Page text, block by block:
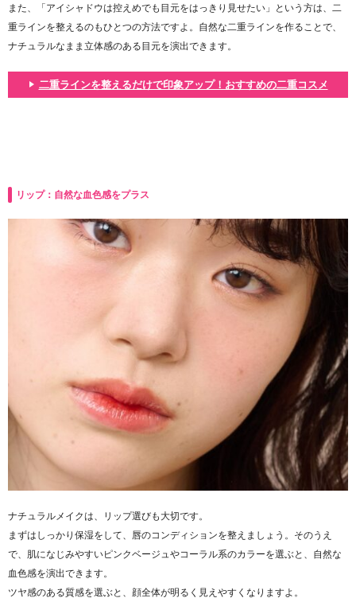
また、「アイシャドウは控えめでも目元をはっきり見せたい」という方は、二
重ラインを整えるのもひとつの方法ですよ。自然な二重ラインを作ることで、
ナチュラルなまま立体感のある目元を演出できます。
二重ラインを整えるだけで印象アップ！おすすめの二重コスメ
リップ：自然な血色感をプラス
ナチュラルメイクは、リップ選びも大切です。
まずはしっかり保湿をして、唇のコンディションを整えましょう。そのうえ
で、肌になじみやすいピンクベージュやコーラル系のカラーを選ぶと、自然な
血色感を演出できます。
ツヤ感のある質感を選ぶと、顔全体が明るく見えやすくなりますよ。